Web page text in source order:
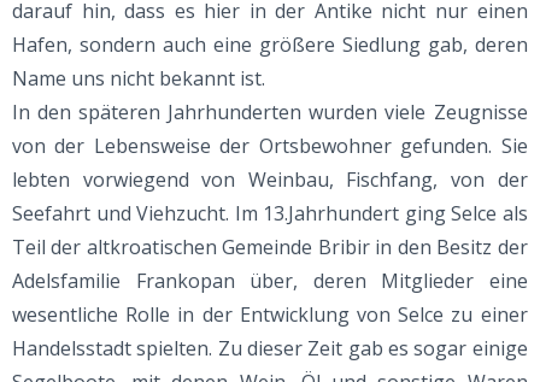
darauf hin, dass es hier in der Antike nicht nur einen
Hafen, sondern auch eine größere Siedlung gab, deren
Name uns nicht bekannt ist.
In den späteren Jahrhunderten wurden viele Zeugnisse
von der Lebensweise der Ortsbewohner gefunden. Sie
lebten vorwiegend von Weinbau, Fischfang, von der
Seefahrt und Viehzucht. Im 13.Jahrhundert ging Selce als
Teil der altkroatischen Gemeinde Bribir in den Besitz der
Adelsfamilie Frankopan über, deren Mitglieder eine
wesentliche Rolle in der Entwicklung von Selce zu einer
Handelsstadt spielten. Zu dieser Zeit gab es sogar einige